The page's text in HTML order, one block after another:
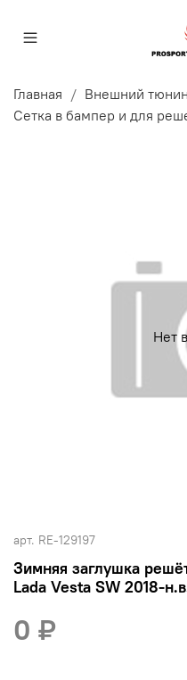
Главная Внешний
Сетка в бампер и для
Нет
арт. RE-129197
Зимняя заглушка
Lada Vesta SW 2018-
0 ₽